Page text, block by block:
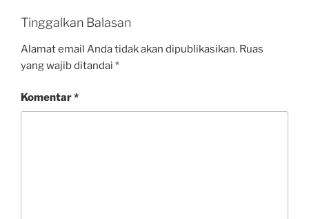
Tinggalkan Balasan
Alamat email Anda tidak akan dipublikasikan. Ruas
yang wajib ditandai *
Komentar*